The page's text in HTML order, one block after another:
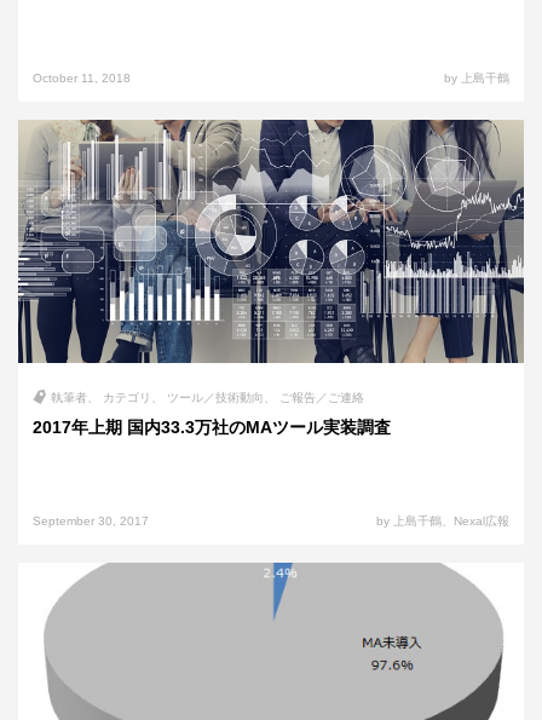
October 11, 2018 by 上島千鶴
執筆者 カテゴリ ツール／技術動向 ご報告／ご連絡
2017年上期 国内33.3万社のMAツール実装調査
September 30, 2017 by 上島千鶴、Nexal広報